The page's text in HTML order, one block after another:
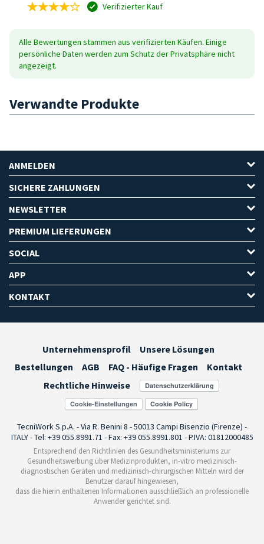
Verifizierter Kauf
Alle Bewertungen stammen aus verifizierten Käufen. Einige
persönliche Daten werden zum Schutz der Privatsphäre nicht
angezeigt.
Verwandte Produkte
ANMELDEN
SICHERE ZAHLUNGEN
NEWSLETTER
PREMIUM LIEFERUNGEN
SOCIAL
APP
KONTAKT
Unternehmensprofil
Unsere Lösungen
Bestellungen
AGB FAQ - Häufige Fragen
Kontakt
Rechtliche Hinweise
Cookie-Einstellungen
TecniWork S.p.A. - Via R. Benini 8 - 50013 Campi Bisenzio (Firenze) -
ITALY - Tel: +39 055.8991.71 - Fax: +39 055.8991.801 - P.IVA: 01812000485
Entsprechend den Richtlinien des Gesundheitsministeriums zur
Gesundheitswerbung über Medizinprodukten, in-vitro medizinisch-
diagnostischen Geräten und medizinisch-chirurgischen Mitteln wird der
Benutzer darauf hingewiesen,
dass die hierin enthaltenen Informationen ausschließlich an professionelle
Anwender gerichtet sind.